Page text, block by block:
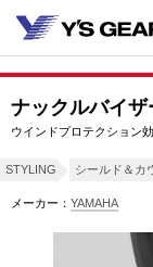
ナックルバイザ
ウインドプロテクション
STYLING シールド＆カ
メーカー： YAMAHA